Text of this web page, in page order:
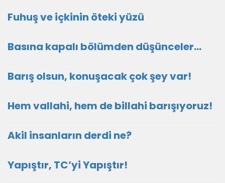
Fuhuş ve içkinin öteki yüzü
Basına kapalı bölümden düşünceler…
Barış olsun, konuşacak çok şey var!
Hem vallahi, hem de billahi barışıyoruz!
Akil insanların derdi ne?
Yapıştır, TC’yi Yapıştır!